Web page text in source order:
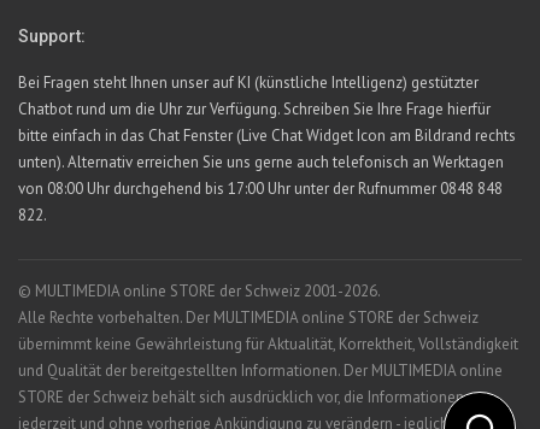
Support:
Bei Fragen steht Ihnen unser auf KI (künstliche Intelligenz) gestützter
Chatbot rund um die Uhr zur Verfügung. Schreiben Sie Ihre Frage hierfür
bitte einfach in das Chat Fenster (Live Chat Widget Icon am Bildrand rechts
unten). Alternativ erreichen Sie uns gerne auch telefonisch an Werktagen
von 08:00 Uhr durchgehend bis 17:00 Uhr unter der Rufnummer 0848 848
822.
© MULTIMEDIA online STORE der Schweiz 2001-2026.
Alle Rechte vorbehalten. Der MULTIMEDIA online STORE der Schweiz
übernimmt keine Gewährleistung für Aktualität, Korrektheit, Vollständigkeit
und Qualität der bereitgestellten Informationen. Der MULTIMEDIA online
STORE der Schweiz behält sich ausdrücklich vor, die Informationen
jederzeit und ohne vorherige Ankündigung zu verändern - jegliche Haftung